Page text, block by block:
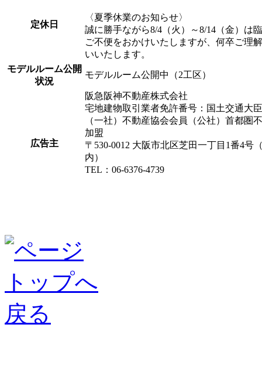
定休日
〈夏季休業のお知らせ〉
誠に勝手ながら8/4（火）～8/14（金）は
ご不便をおかけいたしますが、何卒ご理
いいたします。
モデルルーム公開
状況
モデルルーム公開中（2工区）
広告主
阪急阪神不動産株式会社
宅地建物取引業者免許番号：国土交通大
（一社）不動産協会会員（公社）首都圏
加盟
〒530-0012 大阪市北区芝田一丁目1番4号
内）
TEL：06-6376-4739